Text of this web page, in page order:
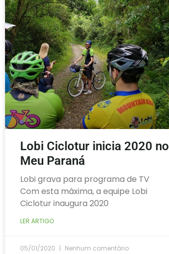
Lobi Ciclotur inicia 2020 no
Meu Paraná
Lobi grava para programa de TV
Com esta máxima, a equipe Lobi
Ciclotur inaugura 2020
LER ARTIGO
05/01/2020 Nenhum comentário